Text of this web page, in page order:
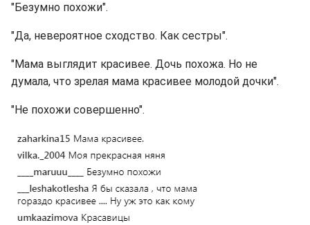
"Безумно похожи".
"Да, невероятное сходство. Как сестры".
"Мама выглядит красивее. Дочь похожа. Но не
думала, что зрелая мама красивее молодой дочки".
"Не похожи совершенно".